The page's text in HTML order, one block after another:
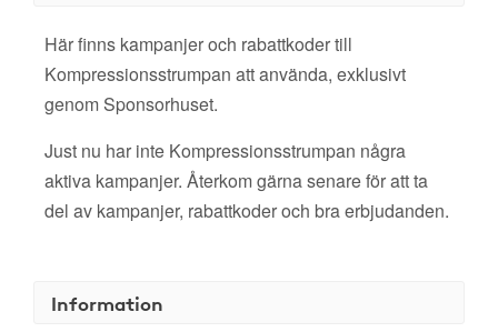
Här finns kampanjer och rabattkoder till
Kompressionsstrumpan att använda, exklusivt
genom Sponsorhuset.
Just nu har inte Kompressionsstrumpan några
aktiva kampanjer. Återkom gärna senare för att ta
del av kampanjer, rabattkoder och bra erbjudanden.
Information